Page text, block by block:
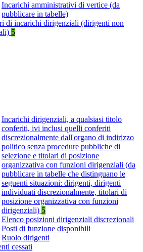
Incarichi amministrativi di vertice (da
pubblicare in tabelle)
di incarichi dirigenziali (dirigenti non
5
Incarichi dirigenziali, a qualsiasi titolo
conferiti, ivi inclusi quelli conferiti
discrezionalmente dall'organo di indirizzo
politico senza procedure pubbliche di
selezione e titolari di posizione
organizzativa con funzioni dirigenziali (da
pubblicare in tabelle che distinguano le
seguenti situazioni: dirigenti, dirigenti
individuati discrezionalmente, titolari di
posizione organizzativa con funzioni
dirigenziali) 5
Elenco posizioni dirigenziali discrezionali
Posti di funzione disponibili
Ruolo dirigenti
cessati